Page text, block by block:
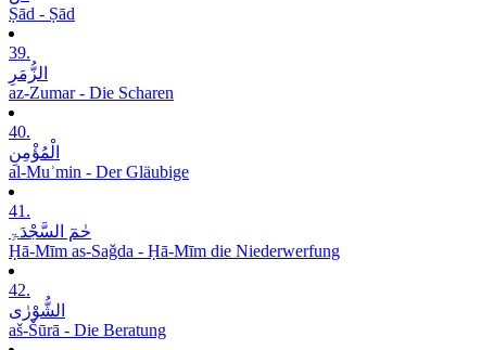
Ṣād - Ṣād
39.
الزُّمَرِ
az-Zumar - Die Scharen
40.
الْمُؤْمِنِ
al-Muʾmin - Der Gläubige
41.
حٰمٓ السَّجْدَۃِ
Ḥā-Mīm as-Saǧda - Ḥā-Mīm die Niederwerfung
42.
الشُّوْرٰی
aš-Šūrā - Die Beratung